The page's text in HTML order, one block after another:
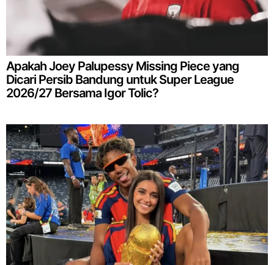
Apakah Joey Palupessy Missing Piece yang
Dicari Persib Bandung untuk Super League
2026/27 Bersama Igor Tolic?